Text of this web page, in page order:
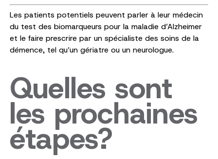
Les patients potentiels peuvent parler à leur médecin
du test des biomarqueurs pour la maladie d’Alzheimer
et le faire prescrire par un spécialiste des soins de la
démence, tel qu’un gériatre ou un neurologue.
Quelles sont
les prochaines
étapes?